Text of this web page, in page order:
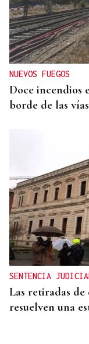
NUEVOS FUEGOS
Doce incendios
borde de las
SENTENCIA
Las retiradas
resuelven una